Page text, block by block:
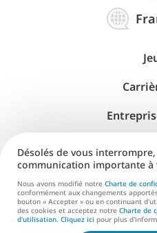
Nous
Désolés de vous
communication importante à
Nous avons modifié notre Charte de
conformément aux changements
bouton « Accepter » ou en continuant
des cookies et acceptez notre Charte de
d'utilisation. Cliquez ici pour plus